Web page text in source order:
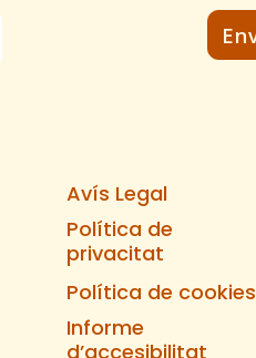
Avís Legal
Política de
privacitat
Política de cookies
Informe
d’accesibilitat